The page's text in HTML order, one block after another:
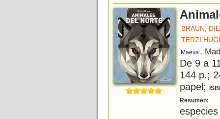
BRAUN,
TERZI
Maeva ,
De 9 a
144 p.;
papel;
Resumen: